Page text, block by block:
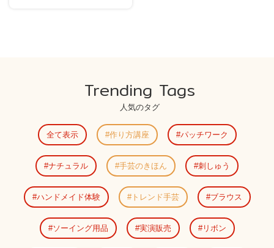
Trending Tags
人気のタグ
全て表示 作り方講座 パッチワーク
ナチュラル 手芸のきほん 刺しゅう
ハンドメイド体験 トレンド手芸 ブラウス
ソーイング用品 実演販売 リボン